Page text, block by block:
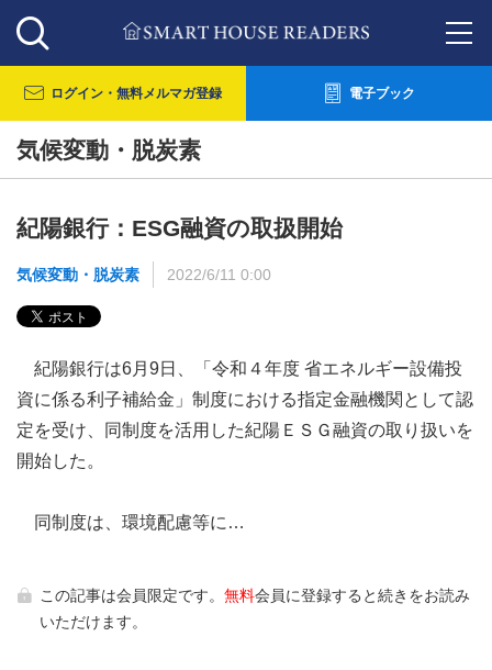
ログイン・ 無料メルマガ登録 電子ブック
気候変動・脱炭素
紀陽銀行：ESG融資の取扱開始
気候変動・脱炭素 2022/6/11 0:00
紀陽銀行は6月9日、「令和４年度 省エネルギー設備投
資に係る利子補給金」制度における指定金融機関として認
定を受け、同制度を活用した紀陽ＥＳＧ融資の取り扱いを
開始した。
同制度は、環境配慮等に…
この記事は会員限定です。 無料会員に登録すると続きをお読み
いただけます。